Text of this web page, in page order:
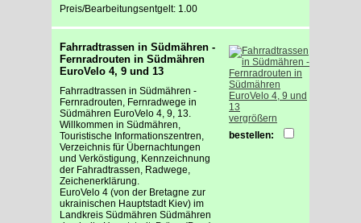
Preis/Bearbeitungsentgelt: 1.00
Fahrradtrassen in Südmähren -
Fernradrouten in Südmähren
EuroVelo 4, 9 und 13
Fahrradtrassen in Südmähren -
Fernradrouten, Fernradwege in
Südmähren EuroVelo 4, 9, 13.
Willkommen in Südmähren,
Touristische Informationszentren,
Verzeichnis für Übernachtungen
und Verköstigung, Kennzeichnung
der Fahradtrassen, Radwege,
Zeichenerklärung.
EuroVelo 4 (von der Bretagne zur
ukrainischen Hauptstadt Kiev) im
Landkreis Südmähren Südmähren
vergrößern
bestellen: